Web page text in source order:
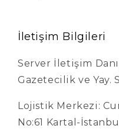
İletişim Bilgileri
Server İletişim
Gazetecilik ve Yay.
Lojistik Merkezi:
No:61 Kartal-İstanbul